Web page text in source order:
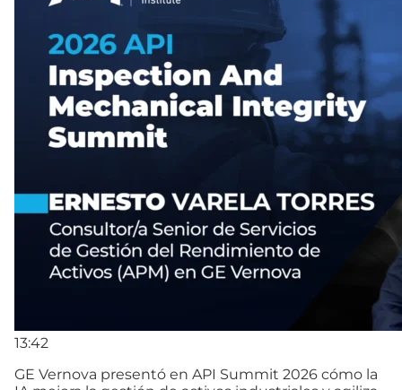
13:42
GE Vernova presentó en API Summit 2026 cómo la